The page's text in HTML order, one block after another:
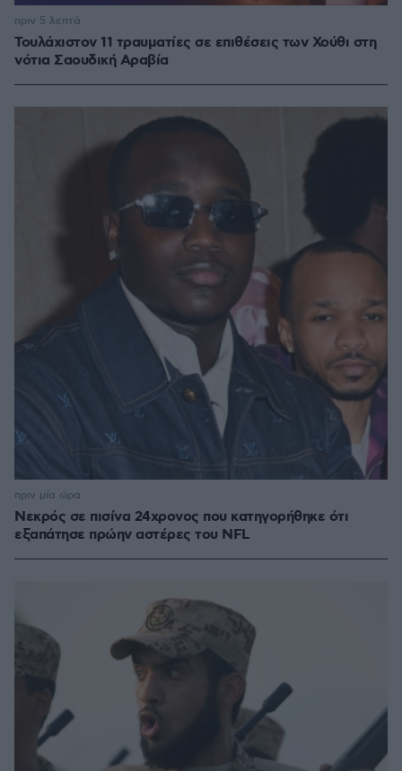
Τουλάχιστον 11 τραυματίες σε επιθέσεις των Χούθι στη
νότια Σαουδική Αραβία
πριν 5 λεπτά
Νεκρός σε πισίνα 24χρονος που κατηγορήθηκε ότι
εξαπάτησε πρώην αστέρες του NFL
πριν μία ώρα